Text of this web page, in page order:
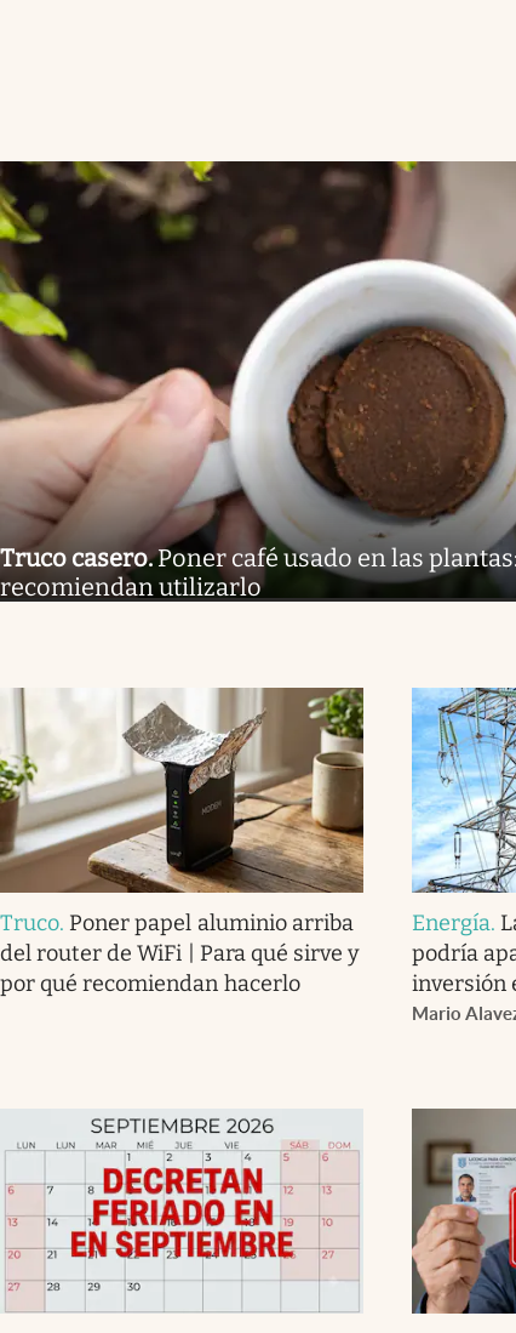
Truco casero.Poner café usado en las
recomiendan utilizarlo
Truco. Poner papel aluminio arriba
del router de WiFi | Para qué sirve y
por qué recomiendan hacerlo
Energía.
podría
inversión
Mario